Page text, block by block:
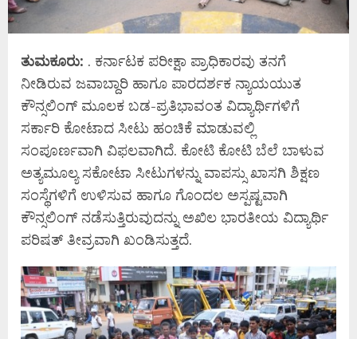
ತುಮಕೂರು: . ಕರ್ನಾಟಕ ಪರೀಕ್ಷಾ ಪ್ರಾಧಿಕಾರವು ತನಗೆ
ನೀಡಿರುವ ಜವಾಬ್ದಾರಿ ಹಾಗೂ ಪಾರದರ್ಶಕ ನ್ಯಾಯಯುತ
ಕೌನ್ಸಲಿಂಗ್ ಮೂಲಕ ಬಡ-ಪ್ರತಿಭಾವಂತ ವಿದ್ಯಾರ್ಥಿಗಳಿಗೆ
ಸರ್ಕಾರಿ ಕೋಟಾದ ಸೀಟು ಹಂಚಿಕೆ ಮಾಡುವಲ್ಲಿ
ಸಂಪೂರ್ಣವಾಗಿ ವಿಫಲವಾಗಿದೆ. ಕೋಟಿ ಕೋಟಿ ಬೆಲೆ ಬಾಳುವ
ಅತ್ಯಮೂಲ್ಯ ಸಕೋಟಾ ಸೀಟುಗಳನ್ನು ವಾಪಸ್ಸು ಖಾಸಗಿ ಶಿಕ್ಷಣ
ಸಂಸ್ಥೆಗಳಿಗೆ ಉಳಿಸುವ ಹಾಗೂ ಗೊಂದಲ ಅಸ್ಪಷ್ಟವಾಗಿ
ಕೌನ್ಸಲಿಂಗ್ ನಡೆಸುತ್ತಿರುವುದನ್ನು ಅಖಿಲ ಭಾರತೀಯ ವಿದ್ಯಾರ್ಥಿ
ಪರಿಷತ್ ತೀವ್ರವಾಗಿ ಖಂಡಿಸುತ್ತದೆ.